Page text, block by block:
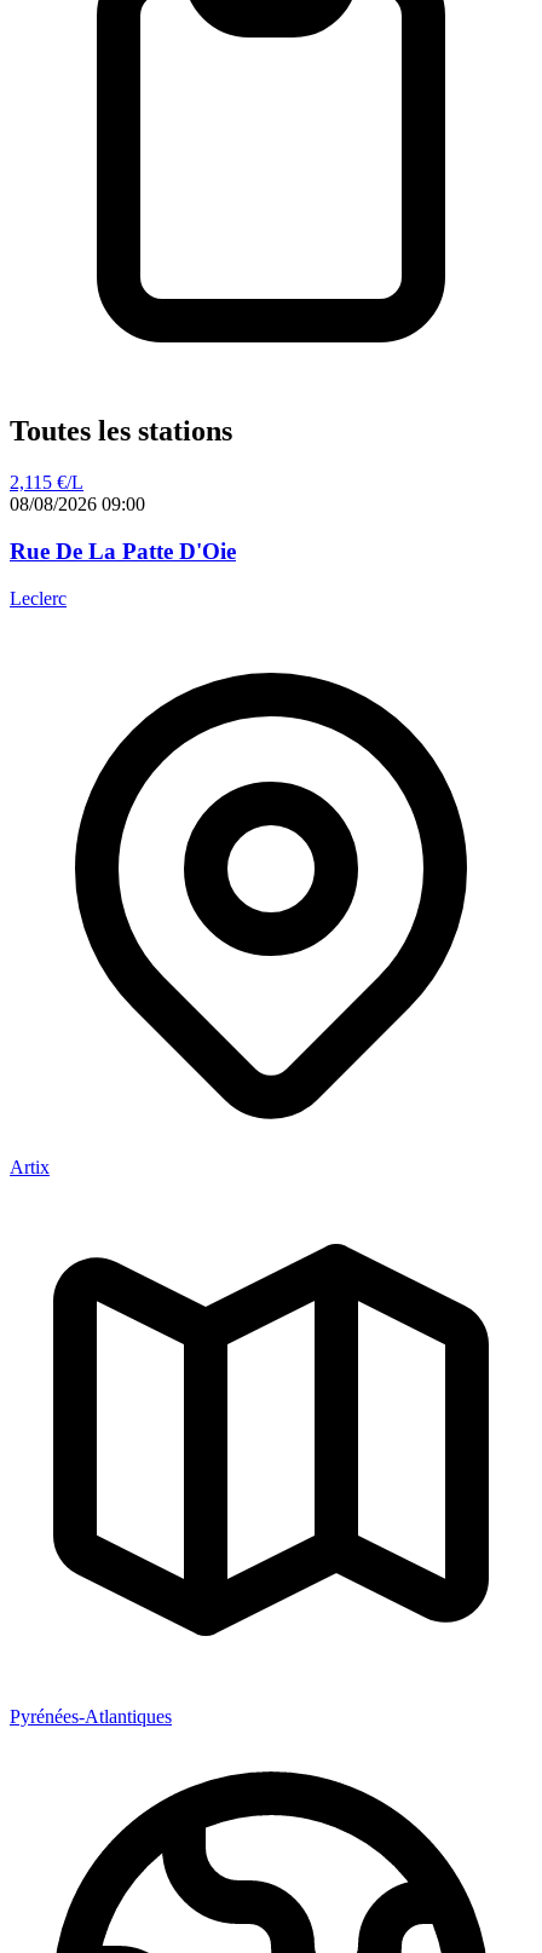
Toutes les stations
2,115 €/L
08/08/2026 09:00
Rue De La Patte D'Oie
Leclerc
Artix
Pyrénées-Atlantiques